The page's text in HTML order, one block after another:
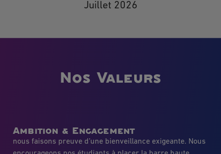
Juillet 2026
Nos Valeurs
Ambition & Engagement
nous faisons preuve d’une bienveillance exigeante. Nous